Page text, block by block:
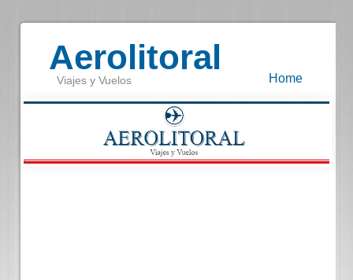
Aerolitoral
Viajes y Vuelos Home